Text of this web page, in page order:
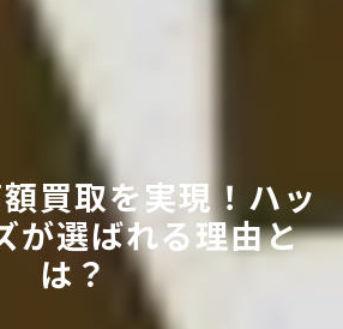
買取を実現！ハッ
が選ばれる理由と
は？